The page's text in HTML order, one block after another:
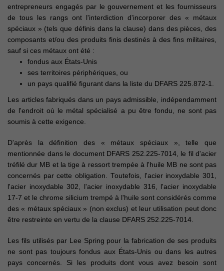
entrepreneurs engagés par le gouvernement et les fournisseurs
de tous les rangs ont l'interdiction d'incorporer des « métaux
spéciaux » (tels que définis dans la clause) dans des pièces, des
composants et/ou des produits finis destinés à des fins militaires,
sauf si ces métaux ont été :
fondus aux États-Unis
ses territoires périphériques, ou
un pays qualifié figurant dans la liste du DFARS 225.872-1.
Les articles fabriqués dans un pays admissible, indépendamment
de l'endroit où le métal spécialisé a pu être fondu, ne sont pas
soumis à cette exigence.
D'après la définition des « métaux spéciaux », telle que
mentionnée dans le document DFARS 252.225-7014, le fil d'acier
tréfilé dur MB et la tige à ressort trempée à l'huile MB ne sont pas
concernés par cette obligation. Toutefois, l'acier inoxydable 301,
l'acier inoxydable 302, l'acier inoxydable 316, l'acier inoxydable
17-7 et le chrome silicium trempé à l'huile sont considérés comme
des « métaux spéciaux » (non exclus) et leur utilisation peut donc
être restreinte en vertu de la clause DFARS 252.225-7014.
Les fils utilisés par Lee Spring pour la fabrication de ses produits
ne sont pas toujours fondus aux États-Unis ou dans les autres
pays concernés. Si les produits dont vous avez besoin sont